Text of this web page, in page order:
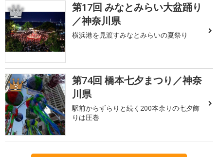
2
第17回 みなとみらい大盆踊り
／神奈川県
横浜港を見渡すみなとみらいの夏祭り
3
第74回 橋本七夕まつり／神奈
川県
駅前からずらりと続く200本余りの七夕飾
りは圧巻